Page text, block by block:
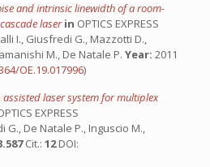
and intrinsic linewidth of a room-
laserin OPTICS EXPRESS
I., Giusfredi G., Mazzotti D.,
M., De Natale P. Year: 2011
OE.19.017996)
laser system for multiplex
EXPRESS
G., De Natale P., Inguscio M.,
Cit.: 12DOI: